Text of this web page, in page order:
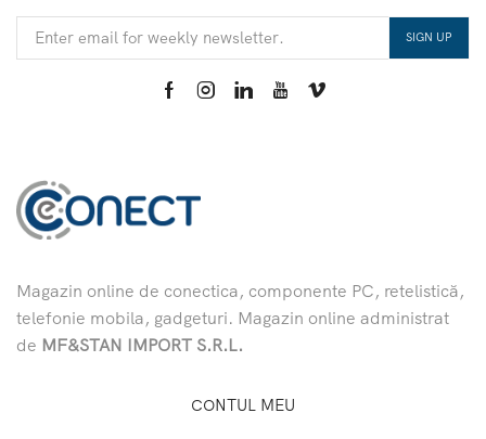
Magazin online de conectica, componente PC, retelistică,
telefonie mobila, gadgeturi. Magazin online administrat
de MF&STAN IMPORT S.R.L.
CONTUL MEU